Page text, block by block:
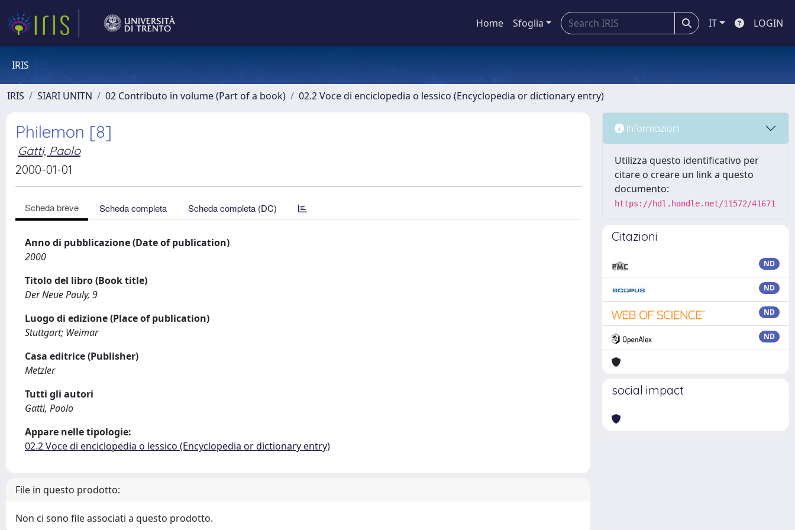
Home Sfoglia IT LOGIN
IRIS
IRIS SIARI UNITN 02 Contributo in volume (Part of a book) 02.2 Voce di enciclopedia o lessico (Encyclopedia or dictionary entry)
Philemon [8]
Gatti, Paolo
2000-01-01
Scheda breve Scheda completa Scheda completa (DC)
Anno di pubblicazione (Date of publication)
2000
Titolo del libro (Book title)
Der Neue Pauly, 9
Luogo di edizione (Place of publication)
Stuttgart; Weimar
Casa editrice (Publisher)
Metzler
Tutti gli autori
Gatti, Paolo
Appare nelle tipologie:
02.2 Voce di enciclopedia o lessico (Encyclopedia or dictionary entry)
File in questo prodotto:
Non ci sono file associati a questo prodotto.
Informazioni
Utilizza questo identificativo per
citare o creare un link a questo
documento:
https://hdl.handle.net/11572/41671
Citazioni
ND
ND
ND
ND
social impact